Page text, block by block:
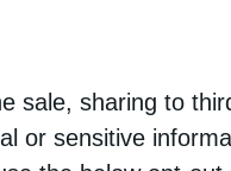
sale, sharing to
or sensitive